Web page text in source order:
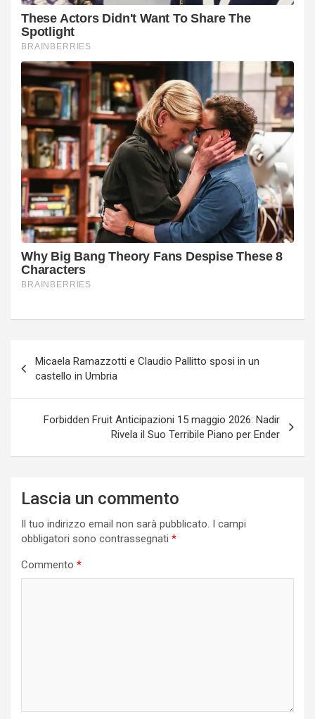
articoli
Micaela Ramazzotti e Claudio Pallitto sposi in un
castello in Umbria
Forbidden Fruit Anticipazioni 15 maggio 2026: Nadir
Rivela il Suo Terribile Piano per Ender
Lascia un commento
Il tuo indirizzo email non sarà pubblicato.
I campi
obbligatori sono contrassegnati *
Commento *